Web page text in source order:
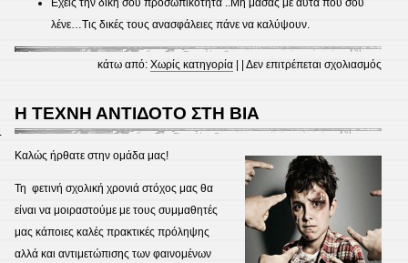
Εχεις την δική σου προσωπικότητα ..Μη μασάς με αυτά που σου
λένε…Τις δικές τους ανασφάλειες πάνε να καλύψουν.
κάτω από:Χωρίς κατηγορία | |Δεν επιτρέπεται σχολιασμός
Η ΤΕΧΝΗ ΑΝΤΙΔΟΤΟ ΣΤΗ ΒΙΑ
Καλώς ήρθατε στην ομάδα μας!
Τη φετινή σχολική χρονιά στόχος μας θα
είναι να μοιραστούμε με τους συμμαθητές
μας κάποιες καλές πρακτικές πρόληψης
αλλά και αντιμετώπισης των φαινομένων